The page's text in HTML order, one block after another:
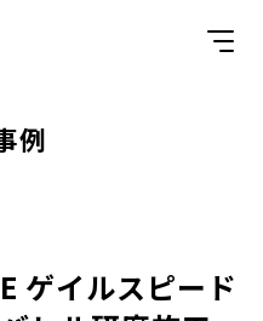
例
ゲイルスピード